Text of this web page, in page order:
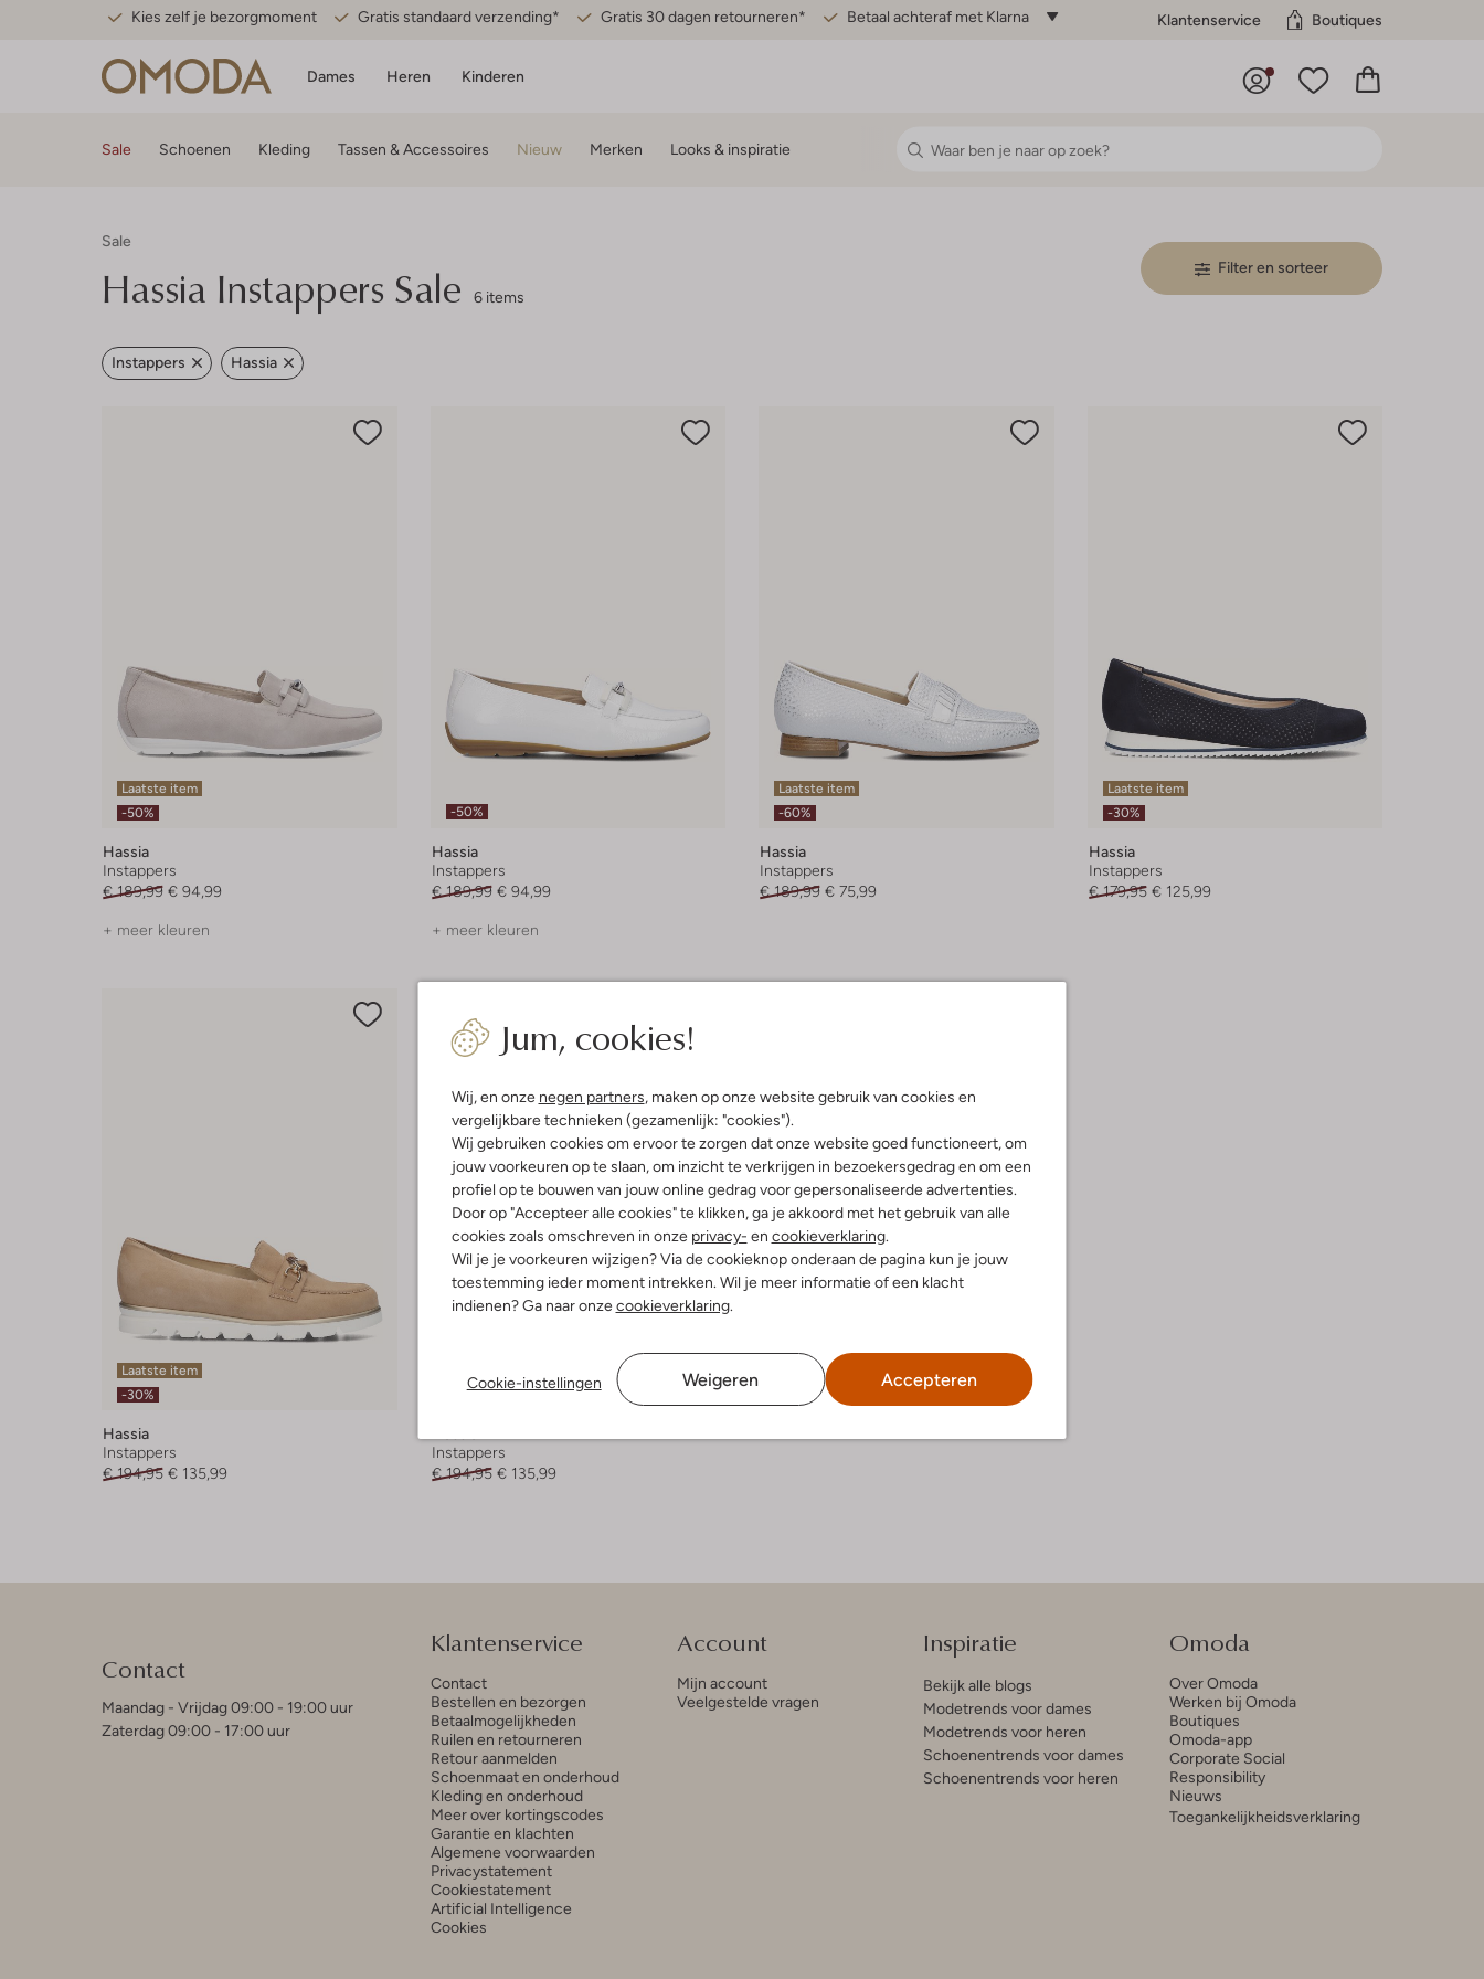
Kies zelf je bezorgmoment Gratis standaard verzending* Gratis 30 dagen retourneren* Betaal achteraf met Klarna Klantenservice Boutiques
Dames Heren Kinderen
Jum, cookies!
Wij, en onze negen partners, maken op onze website gebruik van cookies en
vergelijkbare technieken (gezamenlijk: "cookies").
Wij gebruiken cookies om ervoor te zorgen dat onze website goed functioneert, om
jouw voorkeuren op te slaan, om inzicht te verkrijgen in bezoekersgedrag en om een
profiel op te bouwen van jouw online gedrag voor gepersonaliseerde advertenties.
Door op "Accepteer alle cookies" te klikken, ga je akkoord met het gebruik van alle
cookies zoals omschreven in onze privacy- en cookieverklaring.
Wil je je voorkeuren wijzigen? Via de cookieknop onderaan de pagina kun je jouw
toestemming ieder moment intrekken. Wil je meer informatie of een klacht
indienen? Ga naar onzecookieverklaring.
Cookie-instellingen Weigeren Accepteren
Sale Schoenen Kleding Tassen & Accessoires Nieuw Merken Looks & inspiratie
Sale
Hassia Instappers Sale 6 items
Filter en sorteer
Instappers Hassia
Laatste item
-50%
Hassia
Instappers
€ 189,99 € 94,99
+ meer kleuren
-50%
Hassia
Instappers
€ 189,99 € 94,99
+ meer kleuren
Laatste item
-60%
Hassia
Instappers
€ 189,99 € 75,99
Laatste item
-30%
Hassia
Instappers
€ 179,95 € 125,99
Laatste item
-30%
Hassia
Instappers
€ 194,95 € 135,99
-30%
Instappers
€ 194,95 € 135,99
Contact
Maandag - Vrijdag 09:00 - 19:00 uur
Zaterdag 09:00 - 17:00 uur
Klantenservice
Contact
Bestellen en bezorgen
Betaalmogelijkheden
Ruilen en retourneren
Retour aanmelden
Schoenmaat en onderhoud
Kleding en onderhoud
Meer over kortingscodes
Garantie en klachten
Algemene voorwaarden
Privacystatement
Cookiestatement
Artificial Intelligence
Cookies
Account
Mijn account
Veelgestelde vragen
Inspiratie
Bekijk alle blogs
Modetrends voor dames
Modetrends voor heren
Schoenentrends voor dames
Schoenentrends voor heren
Omoda
Over Omoda
Werken bij Omoda
Boutiques
Omoda-app
Corporate Social
Responsibility
Nieuws
Toegankelijkheidsverklaring